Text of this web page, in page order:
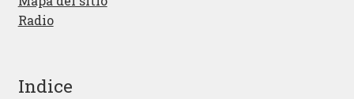
Radio
Indice